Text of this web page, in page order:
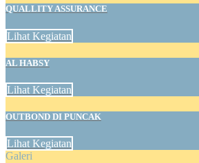
QUALLITY ASSURANCE
Lihat Kegiatan
AL HABSY
Lihat Kegiatan
OUTBOND DI PUNCAK
Lihat Kegiatan
Galeri